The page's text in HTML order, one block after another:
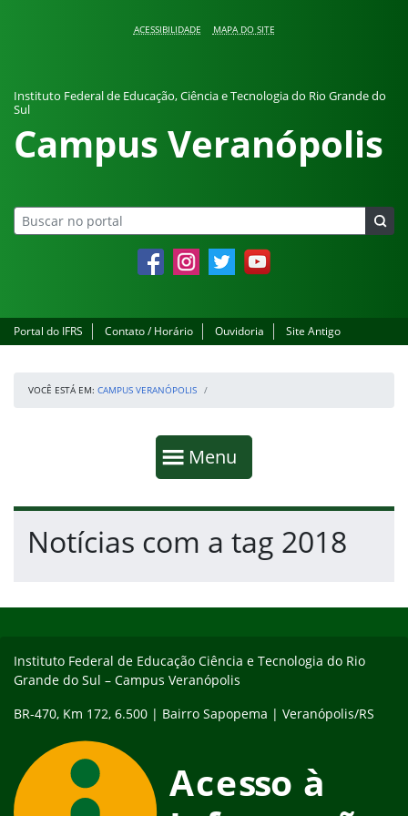
ACESSIBILIDADE MAPA DO SITE
Instituto Federal de Educação, Ciência e Tecnologia do Rio Grande do
Sul
Campus Veranópolis
FacebookInstagramTwitter YouTube
Portal do IFRS Contato / Horário Ouvidoria Site Antigo
VOCÊ ESTÁ EM: CAMPUS VERANÓPOLIS
Mostrar
Menu
Fim da navegação
Início do conteúdo
Notícias com a tag 2018
Instituto Federal de Educação Ciência e Tecnologia do Rio
Grande do Sul – Campus Veranópolis
BR-470, Km 172, 6.500 | Bairro Sapopema | Veranópolis/RS